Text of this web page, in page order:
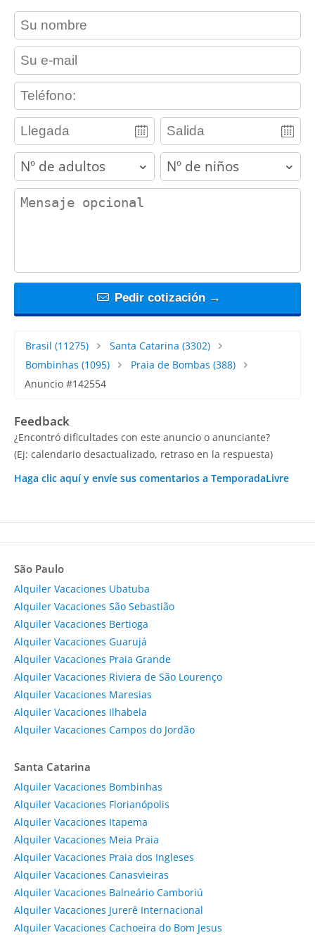
contact_name
contact_email
contact_phone
adults children
contact_message
Pedir cotización →
Brasil (11275) Santa Catarina (3302)
Bombinhas (1095) Praia de Bombas (388)
Anuncio #142554
Feedback
¿Encontró dificultades con este anuncio o anunciante?
(Ej: calendario desactualizado, retraso en la respuesta)
Haga clic aquí y envíe sus comentarios a TemporadaLivre
São Paulo
Alquiler Vacaciones Ubatuba
Alquiler Vacaciones São Sebastião
Alquiler Vacaciones Bertioga
Alquiler Vacaciones Guarujá
Alquiler Vacaciones Praia Grande
Alquiler Vacaciones Riviera de São Lourenço
Alquiler Vacaciones Maresias
Alquiler Vacaciones Ilhabela
Alquiler Vacaciones Campos do Jordão
Santa Catarina
Alquiler Vacaciones Bombinhas
Alquiler Vacaciones Florianópolis
Alquiler Vacaciones Itapema
Alquiler Vacaciones Meia Praia
Alquiler Vacaciones Praia dos Ingleses
Alquiler Vacaciones Canasvieiras
Alquiler Vacaciones Balneário Camboriú
Alquiler Vacaciones Jurerê Internacional
Alquiler Vacaciones Cachoeira do Bom Jesus